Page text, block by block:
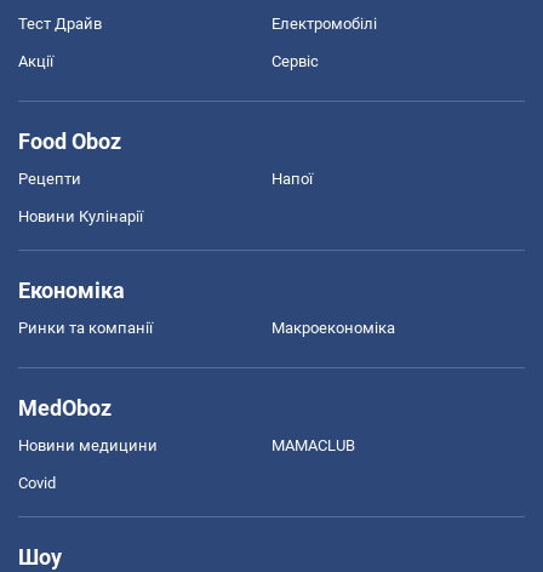
Тест Драйв Електромобілі
Акції Сервіс
Food Oboz
Рецепти Напої
Новини Кулінарії
Економіка
Ринки та компанії Макроекономіка
MedOboz
Новини медицини MAMACLUB
Covid
Шоу